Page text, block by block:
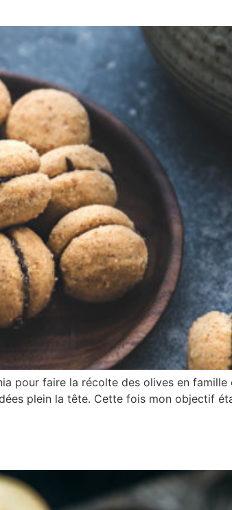
pour faire la récolte des olives en famille
plein la tête. Cette fois mon objectif